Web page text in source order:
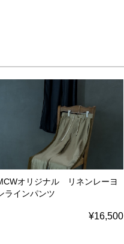
オリジナル リネンレーヨ
ラインパンツ
¥16,500